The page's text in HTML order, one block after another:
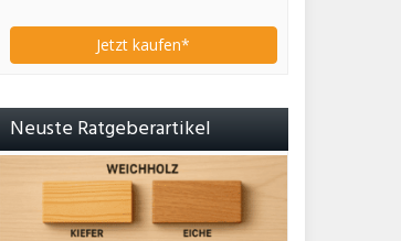
Jetzt kaufen*
Neuste Ratgeberartikel